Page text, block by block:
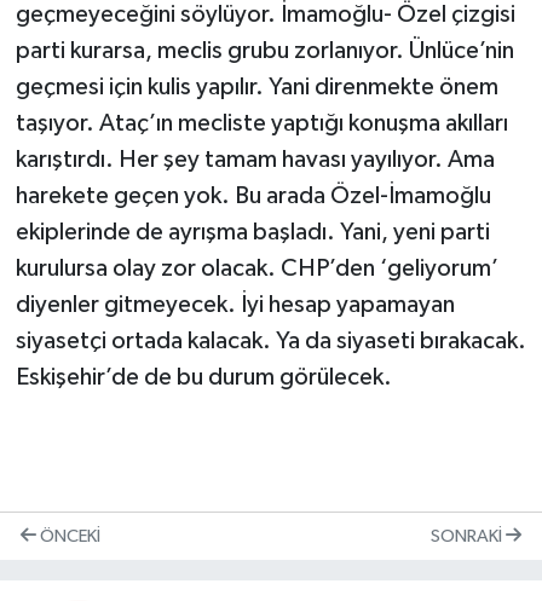
geçmeyeceğini söylüyor. İmamoğlu- Özel çizgisi
parti kurarsa, meclis grubu zorlanıyor. Ünlüce’nin
geçmesi için kulis yapılır. Yani direnmekte önem
taşıyor. Ataç’ın mecliste yaptığı konuşma akılları
karıştırdı. Her şey tamam havası yayılıyor. Ama
harekete geçen yok. Bu arada Özel-İmamoğlu
ekiplerinde de ayrışma başladı. Yani, yeni parti
kurulursa olay zor olacak. CHP’den ‘geliyorum’
diyenler gitmeyecek. İyi hesap yapamayan
siyasetçi ortada kalacak. Ya da siyaseti bırakacak.
Eskişehir’de de bu durum görülecek.
ÖNCEKI SONRAKI